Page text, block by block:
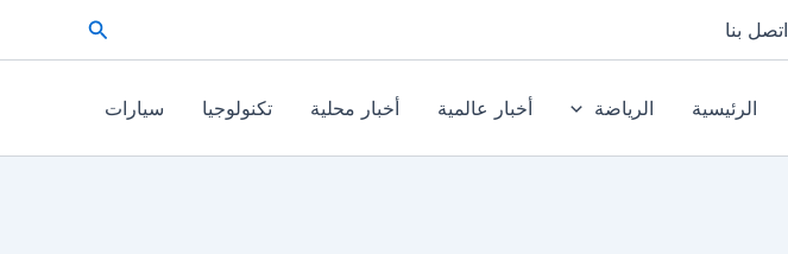
اتصل بنا البحث
الرئيسية الرياضة أخبار عالمية أخبار محلية تكنولوجيا سيارات